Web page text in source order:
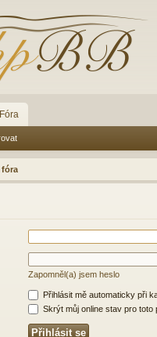
Fóra
fóra
Zapomněl(a) jsem heslo
Přihlásit mě automaticky při
Skrýt můj online stav pro toto